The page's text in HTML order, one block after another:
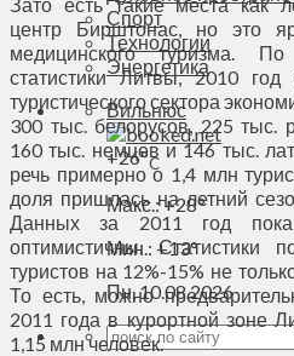
Спорт
Технологии
Энергетика
Вильнюс
+26°C
Макс.:+28°
Мин.: +13°
Пн, 10.08.2026
центр Бирштонас, но это
медицинского туризма.
статистики Литвы, 2010
туристического сектора
300 тыс. белорусов, 225 тыс.
160 тыс. немцев и 146 тыс.
речь примерно о 1,4 млн
доля пришлась на летний
Данных за 2011 год пока
оптимистичны. Статистики
туристов на 12%-15% не
То есть, можно
2011 года в курортной зоне
1,15 млн человек.